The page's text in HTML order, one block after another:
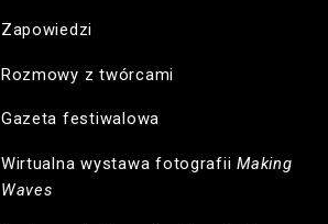
Zapowiedzi
Rozmowy z twórcami
Gazeta festiwalowa
Wirtualna wystawa fotografiiMaking
Waves